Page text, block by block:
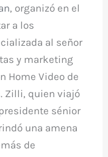
, organizó en el
a los
al señor
y marketing
Home Video de
Zilli, quien viajó
sénior
una amena
de